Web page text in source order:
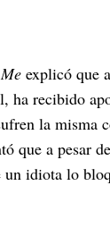
explicó que
ha recibido
la misma
que a pesar
un idiota lo